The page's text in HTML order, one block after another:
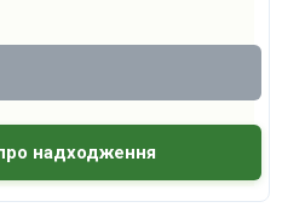
надходження